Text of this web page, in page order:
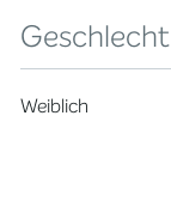
Geschlecht
Weiblich